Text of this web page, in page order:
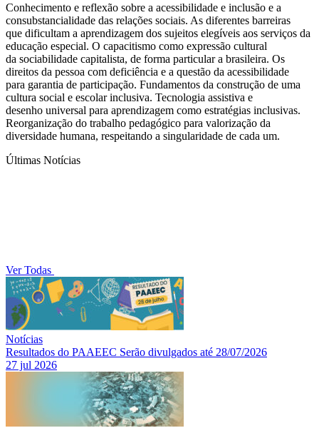
Conhecimento e reflexão sobre a acessibilidade e inclusão e a
consubstancialidade das relações sociais. As diferentes barreiras
que dificultam a aprendizagem dos sujeitos elegíveis aos serviços da
educação especial. O capacitismo como expressão cultural
da sociabilidade capitalista, de forma particular a brasileira. Os
direitos da pessoa com deficiência e a questão da acessibilidade
para garantia de participação. Fundamentos da construção de uma
cultura social e escolar inclusiva. Tecnologia assistiva e
desenho universal para aprendizagem como estratégias inclusivas.
Reorganização do trabalho pedagógico para valorização da
diversidade humana, respeitando a singularidade de cada um.
Últimas Notícias
Ver Todas
Notícias
Resultados do PAAEEC Serão divulgados até 28/07/2026
27 jul 2026